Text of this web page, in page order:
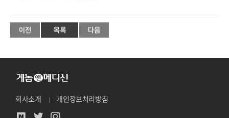
회사소개 개인정보처리방침